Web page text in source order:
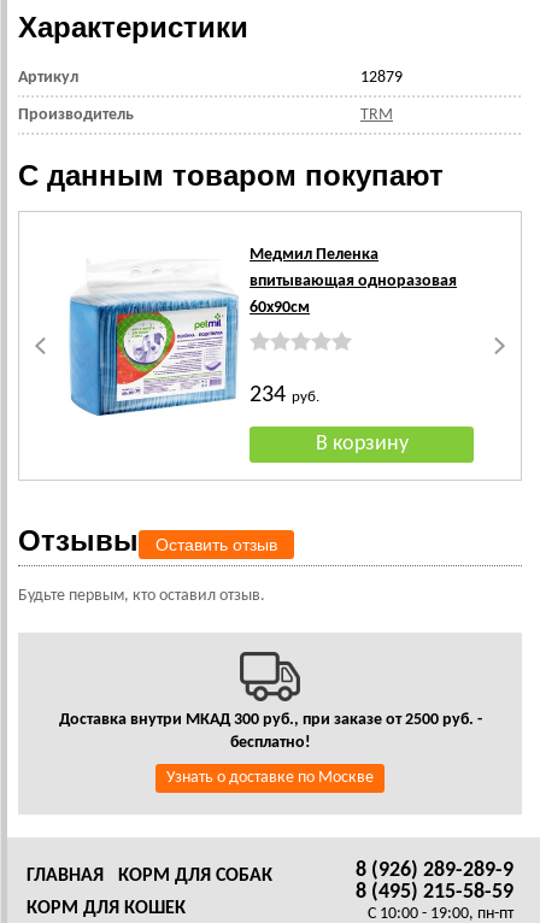
Характеристики
Артикул 12879
Производитель TRM
С данным товаром покупают
Медмил Пеленка
впитывающая одноразовая
60х90см
234руб.
Отзывы Оставить отзыв
Будьте первым, кто оставил отзыв.
Доставка внутри МКАД 300 руб., при заказе от 2500 руб. -
бесплатно!
Узнать о доставке по Москве
8 (926) 289-289-9
8 (495) 215-58-59
C 10:00 - 19:00, пн-пт
ГЛАВНАЯ
КОРМ ДЛЯ СОБАК
КОРМ ДЛЯ КОШЕК